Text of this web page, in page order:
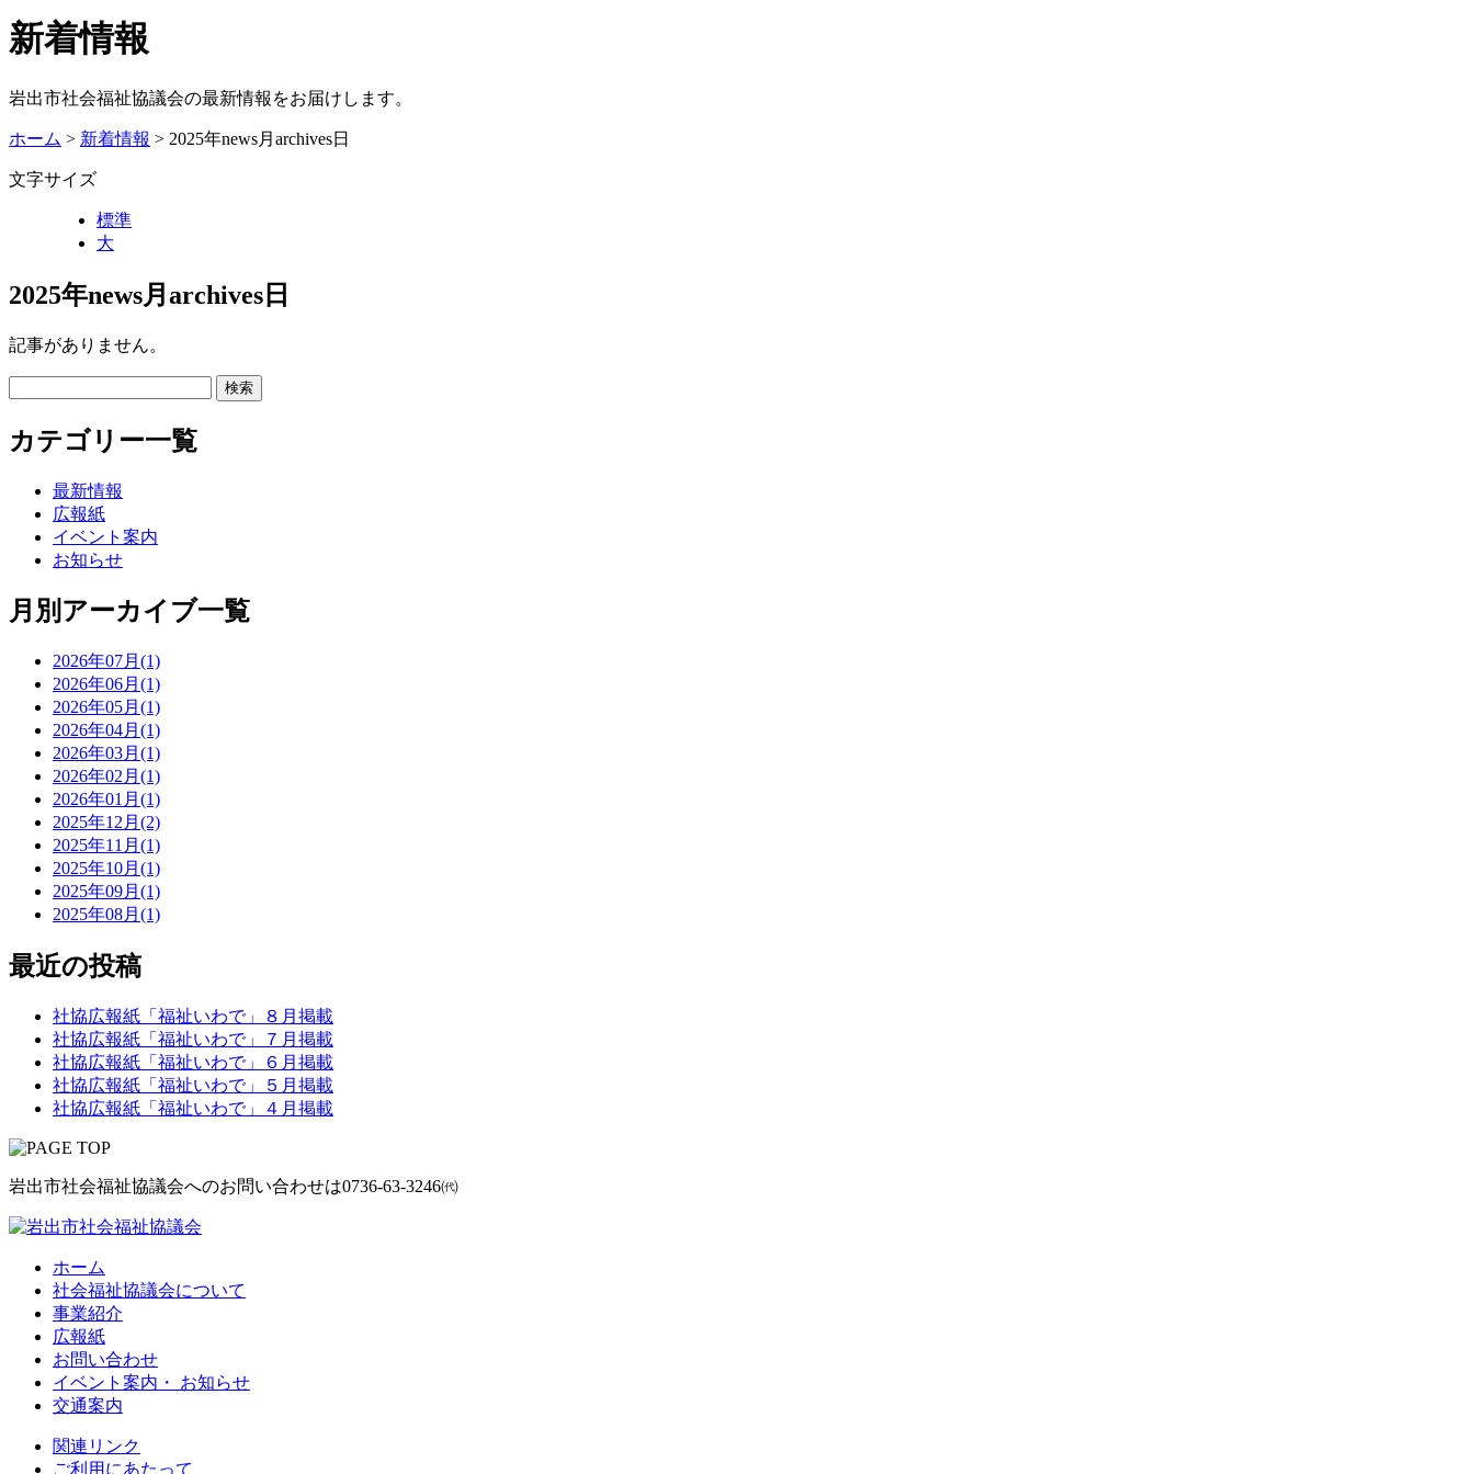
新着情報
岩出市社会福祉協議会の最新情報をお届けします。
ホーム > 新着情報 > 2025年news月archives日
文字サイズ
標準
大
2025年news月archives日
記事がありません。
カテゴリー一覧
最新情報
広報紙
イベント案内
お知らせ
月別アーカイブ一覧
2026年07月(1)
2026年06月(1)
2026年05月(1)
2026年04月(1)
2026年03月(1)
2026年02月(1)
2026年01月(1)
2025年12月(2)
2025年11月(1)
2025年10月(1)
2025年09月(1)
2025年08月(1)
最近の投稿
社協広報紙「福祉いわで」８月掲載
社協広報紙「福祉いわで」７月掲載
社協広報紙「福祉いわで」６月掲載
社協広報紙「福祉いわで」５月掲載
社協広報紙「福祉いわで」４月掲載
岩出市社会福祉協議会へのお問い合わせは0736-63-3246㈹
ホーム
社会福祉協議会について
事業紹介
広報紙
お問い合わせ
イベント案内・ お知らせ
交通案内
関連リンク
ご利用にあたって